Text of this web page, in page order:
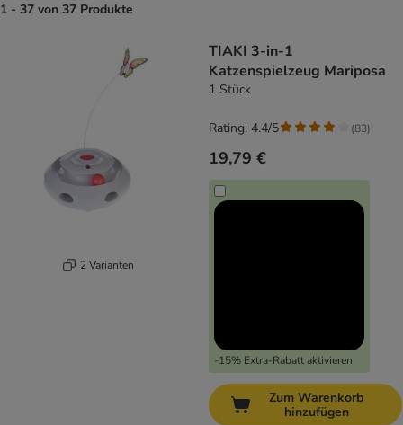
1 - 37 von 37 Produkte
2 Varianten
TIAKI 3-in-1
Katzenspielzeug Mariposa
1 Stück
19,79 €
-15% Extra-Rabatt aktivieren
Rating: 4.4/5 (83)
Zum Warenkorb
hinzufügen